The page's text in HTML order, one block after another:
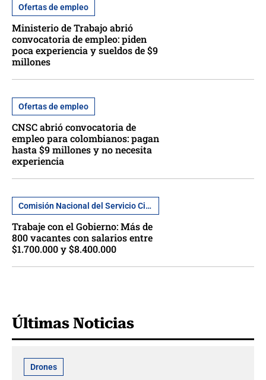
Ofertas de empleo
Ministerio de Trabajo abrió
convocatoria de empleo: piden
poca experiencia y sueldos de $9
millones
Ofertas de empleo
CNSC abrió convocatoria de
empleo para colombianos: pagan
hasta $9 millones y no necesita
experiencia
Comisión Nacional del Servicio Civil
Trabaje con el Gobierno: Más de
800 vacantes con salarios entre
$1.700.000 y $8.400.000
Últimas Noticias
Drones